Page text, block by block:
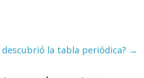
descubrió la tabla periódica? →